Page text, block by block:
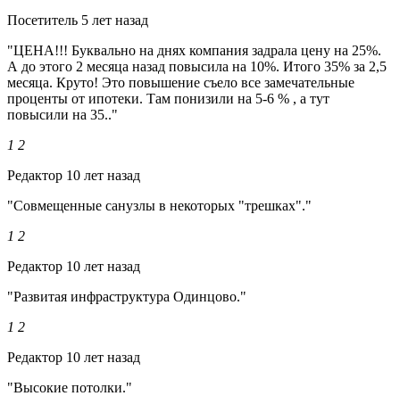
Посетитель 5 лет назад
"ЦЕНА!!! Буквально на днях компания задрала цену на 25%.
А до этого 2 месяца назад повысила на 10%. Итого 35% за 2,5
месяца. Круто! Это повышение съело все замечательные
проценты от ипотеки. Там понизили на 5-6 % , а тут
повысили на 35.."
1 2
Редактор 10 лет назад
"Совмещенные санузлы в некоторых "трешках"."
1 2
Редактор 10 лет назад
"Развитая инфраструктура Одинцово."
1 2
Редактор 10 лет назад
"Высокие потолки."